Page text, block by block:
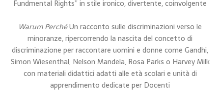
Fundmental Rights” in stile ironico, divertente, coinvolgente
Warum PerchéUn racconto sulle discriminazioni verso le
minoranze, ripercorrendo la nascita del concetto di
discriminazione per raccontare uomini e donne come Gandhi,
Simon Wiesenthal, Nelson Mandela, Rosa Parks o Harvey Milk
con materiali didattici adatti alle età scolari e unità di
apprendimento dedicate per Docenti